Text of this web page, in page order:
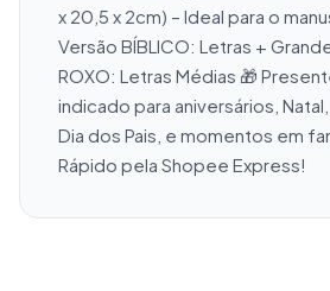
x 20,5 x 2cm) – Ideal para o
Versão BÍBLICO: Letras +
ROXO: Letras Médias 🎁
indicado para aniversários, Natal,
Dia dos Pais, e momentos em
Rápido pela Shopee Express!